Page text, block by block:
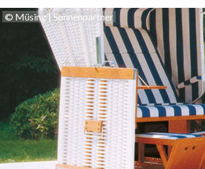
© Müsing | Sonnenpartner